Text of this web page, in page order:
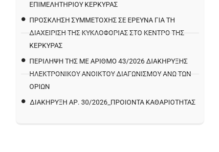
ΕΠΙΜΕΛΗΤΗΡΙΟΥ ΚΕΡΚΥΡΑΣ
ΠΡΌΣΚΛΗΣΗ ΣΥΜΜΕΤΟΧΉΣ ΣΕ ΈΡΕΥΝΑ ΓΙΑ ΤΗ
ΔΙΑΧΕΊΡΙΣΗ ΤΗΣ ΚΥΚΛΟΦΟΡΊΑΣ ΣΤΟ ΚΈΝΤΡΟ ΤΗΣ
ΚΈΡΚΥΡΑΣ
ΠΕΡΙΛΗΨΗ ΤΗΣ ΜΕ ΑΡΙΘΜΟ 43/2026 ΔΙΑΚΗΡΥΞΗΣ
ΗΛΕΚΤΡΟΝΙΚΟΥ ΑΝΟΙΚΤΟΥ ΔΙΑΓΩΝΙΣΜΟΥ ΑΝΩ ΤΩΝ
ΟΡΙΩΝ
ΔΙΑΚΉΡΥΞΗ ΑΡ. 30/2026_ΠΡΟΙΌΝΤΑ ΚΑΘΑΡΙΌΤΗΤΑΣ